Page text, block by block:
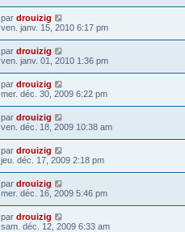
par drouizig
ven. janv. 15, 2010 6:17 pm
par drouizig
ven. janv. 01, 2010 1:36 pm
par drouizig
mer. déc. 30, 2009 6:22 pm
par drouizig
ven. déc. 18, 2009 10:38 am
par drouizig
jeu. déc. 17, 2009 2:18 pm
par drouizig
mer. déc. 16, 2009 5:46 pm
par drouizig
sam. déc. 12, 2009 6:33 am